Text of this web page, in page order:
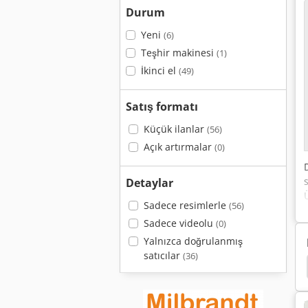
Durum
Yeni (6)
Teşhir makinesi (1)
İkinci el (49)
Satış formatı
Küçük ilanlar (56)
Açık artırmalar (0)
Detaylar
Sadece resimlerle (56)
Sadece videolu (0)
Yalnızca doğrulanmış
satıcılar (36)